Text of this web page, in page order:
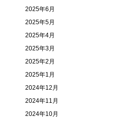
2025年6月
2025年5月
2025年4月
2025年3月
2025年2月
2025年1月
2024年12月
2024年11月
2024年10月